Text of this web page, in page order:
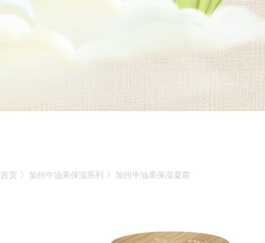
首页 》 加州牛油果保湿系列 》 加州牛油果保湿凝霜